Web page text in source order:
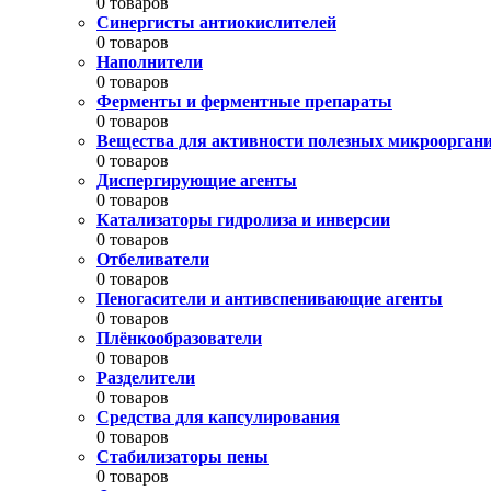
Синергисты антиокислителей
0 товаров
Наполнители
0 товаров
Ферменты и ферментные препараты
0 товаров
Вещества для активности полезных
0 товаров
Диспергирующие агенты
0 товаров
Катализаторы гидролиза и инверсии
0 товаров
Отбеливатели
0 товаров
Пеногасители и антивспенивающие агенты
0 товаров
Плёнкообразователи
0 товаров
Разделители
0 товаров
Средства для капсулирования
0 товаров
Стабилизаторы пены
0 товаров